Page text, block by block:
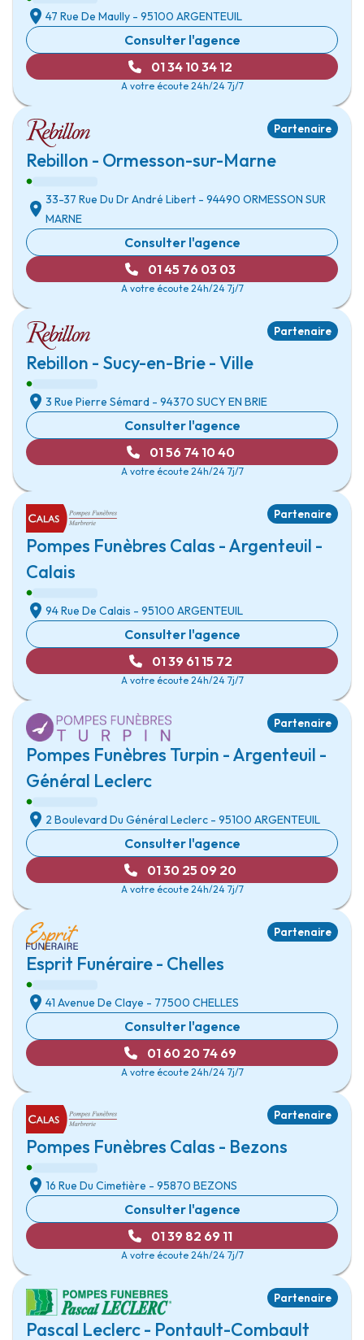
47 Rue De Maully - 95100 ARGENTEUIL
Consulter l'agence
01 34 10 34 12
A votre écoute 24h/24 7j/7
Partenaire
Rebillon - Ormesson-sur-Marne
33-37 Rue Du Dr André Libert - 94490 ORMESSON SUR
MARNE
Consulter l'agence
01 45 76 03 03
A votre écoute 24h/24 7j/7
Partenaire
Rebillon - Sucy-en-Brie - Ville
3 Rue Pierre Sémard - 94370 SUCY EN BRIE
Consulter l'agence
01 56 74 10 40
A votre écoute 24h/24 7j/7
Partenaire
Pompes Funèbres Calas - Argenteuil -
Calais
94 Rue De Calais - 95100 ARGENTEUIL
Consulter l'agence
01 39 61 15 72
A votre écoute 24h/24 7j/7
Partenaire
Pompes Funèbres Turpin - Argenteuil -
Général Leclerc
2 Boulevard Du Général Leclerc - 95100 ARGENTEUIL
Consulter l'agence
01 30 25 09 20
A votre écoute 24h/24 7j/7
Partenaire
Esprit Funéraire - Chelles
41 Avenue De Claye - 77500 CHELLES
Consulter l'agence
01 60 20 74 69
A votre écoute 24h/24 7j/7
Partenaire
Pompes Funèbres Calas - Bezons
16 Rue Du Cimetière - 95870 BEZONS
Consulter l'agence
01 39 82 69 11
A votre écoute 24h/24 7j/7
Partenaire
Pascal Leclerc - Pontault-Combault